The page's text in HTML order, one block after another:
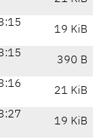
19 KiB
390 B
21 KiB
19 KiB